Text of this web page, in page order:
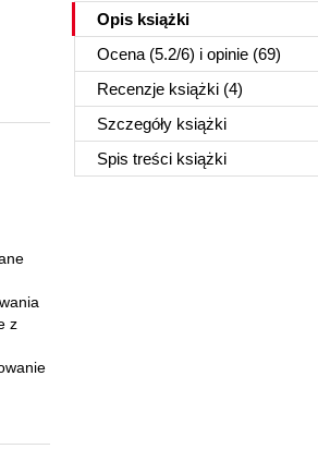
Opis książki
Ocena (5.2/6) i opinie (69)
Recenzje książki (4)
Szczegóły książki
Spis treści książki
z